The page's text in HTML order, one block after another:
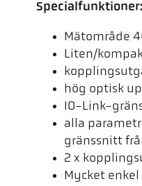
Specialfunktioner:
Mätområde
Liten/
hög optisk
IO-Link-
alla
gränssnitt
2 x
Mycket